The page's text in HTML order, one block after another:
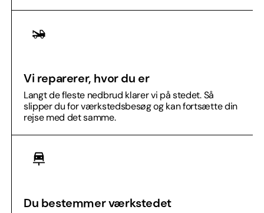
Vi reparerer, hvor du er
Langt de fleste nedbrud klarer vi på stedet. Så
slipper du for værkstedsbesøg og kan fortsætte din
rejse med det samme.
Du bestemmer værkstedet